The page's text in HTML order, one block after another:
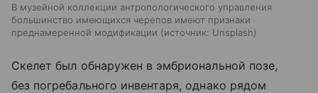
В музейной коллекции антропологического управления
большинство имеющихся черепов имеют признаки
преднамеренной модификации
источник: Unsplash
Скелет был обнаружен в эмбриональной позе,
без погребального инвентаря, однако рядом